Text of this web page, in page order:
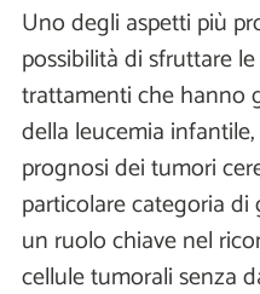
Uno degli aspetti più
possibilità di sfruttare
trattamenti che hanno
della leucemia
prognosi dei tumori
particolare categoria
un ruolo chiave nel
cellule tumorali senza